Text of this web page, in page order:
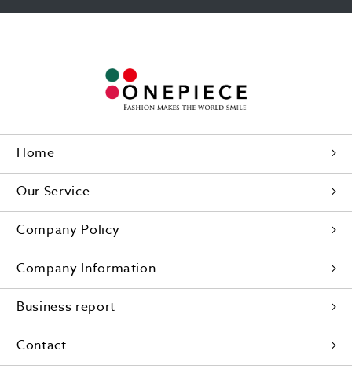
Home
Our Service
Company Policy
Company Information
Business report
Contact